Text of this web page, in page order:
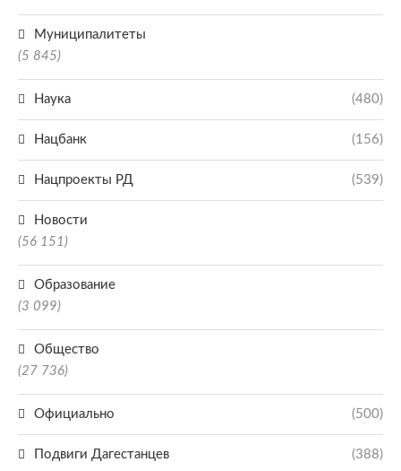
Муниципалитеты
(5 845)
Наука (480)
Нацбанк (156)
Нацпроекты РД (539)
Новости
(56 151)
Образование
(3 099)
Общество
(27 736)
Официально (500)
Подвиги Дагестанцев (388)